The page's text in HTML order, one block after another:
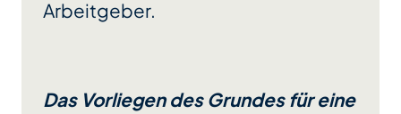
Arbeitgeber.
Das Vorliegen des Grundes für eine